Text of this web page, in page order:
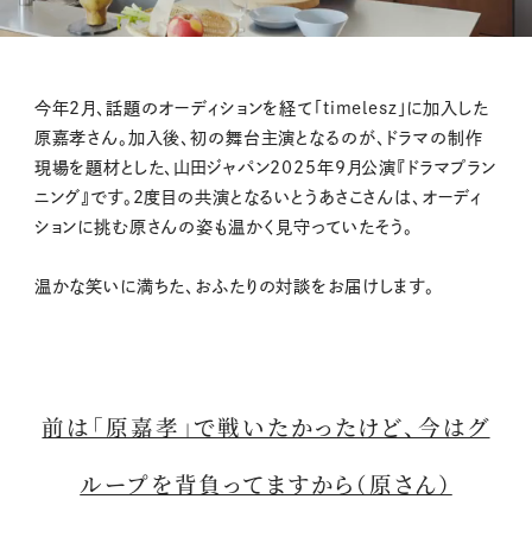
M
e
今年2月、話題のオーディションを経て「timelesz」に加入した
原嘉孝さん。加入後、初の舞台主演となるのが、ドラマの制作
現場を題材とした、山田ジャパン2025年9月公演『ドラマプラン
ニング』です。2度目の共演となるいとうあさこさんは、オーディ
ションに挑む原さんの姿も温かく見守っていたそう。
温かな笑いに満ちた、おふたりの対談をお届けします。
前は「原嘉孝」で戦いたかったけど、今はグ
ループを背負ってますから（原さん）